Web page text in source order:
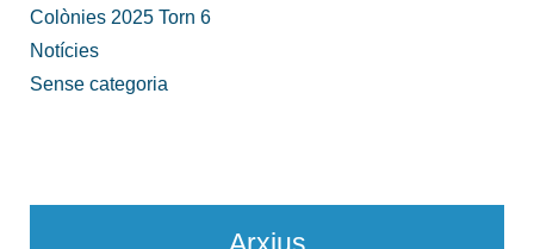
Colònies 2025 Torn 6
Notícies
Sense categoria